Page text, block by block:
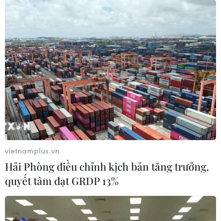
Mỹ hoàn trả khoảng 100 tỷ USD thuế
quan sau phán quyết của Tòa án Tối
cao
05/08/2026 22:58
Tổng Bí thư, Chủ tịch nước tiếp Tư
lệnh Bộ Chỉ huy Thái Bình Dương
Hoa Kỳ
05/08/2026 12:29
Mỹ truy tố đối tượng bị bắt tại sân
golf của Tổng thống Trump
05/08/2026 06:57
vietnamplus.vn
Hải Phòng điều chỉnh kịch bản tăng trưởng,
quyết tâm đạt GRDP 13%